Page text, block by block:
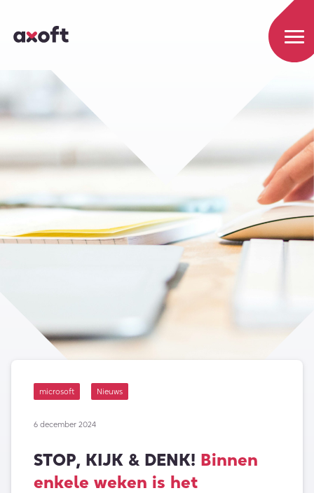
microsoft Nieuws
6 december 2024
STOP, KIJK & DENK! Binnen
enkele weken is het